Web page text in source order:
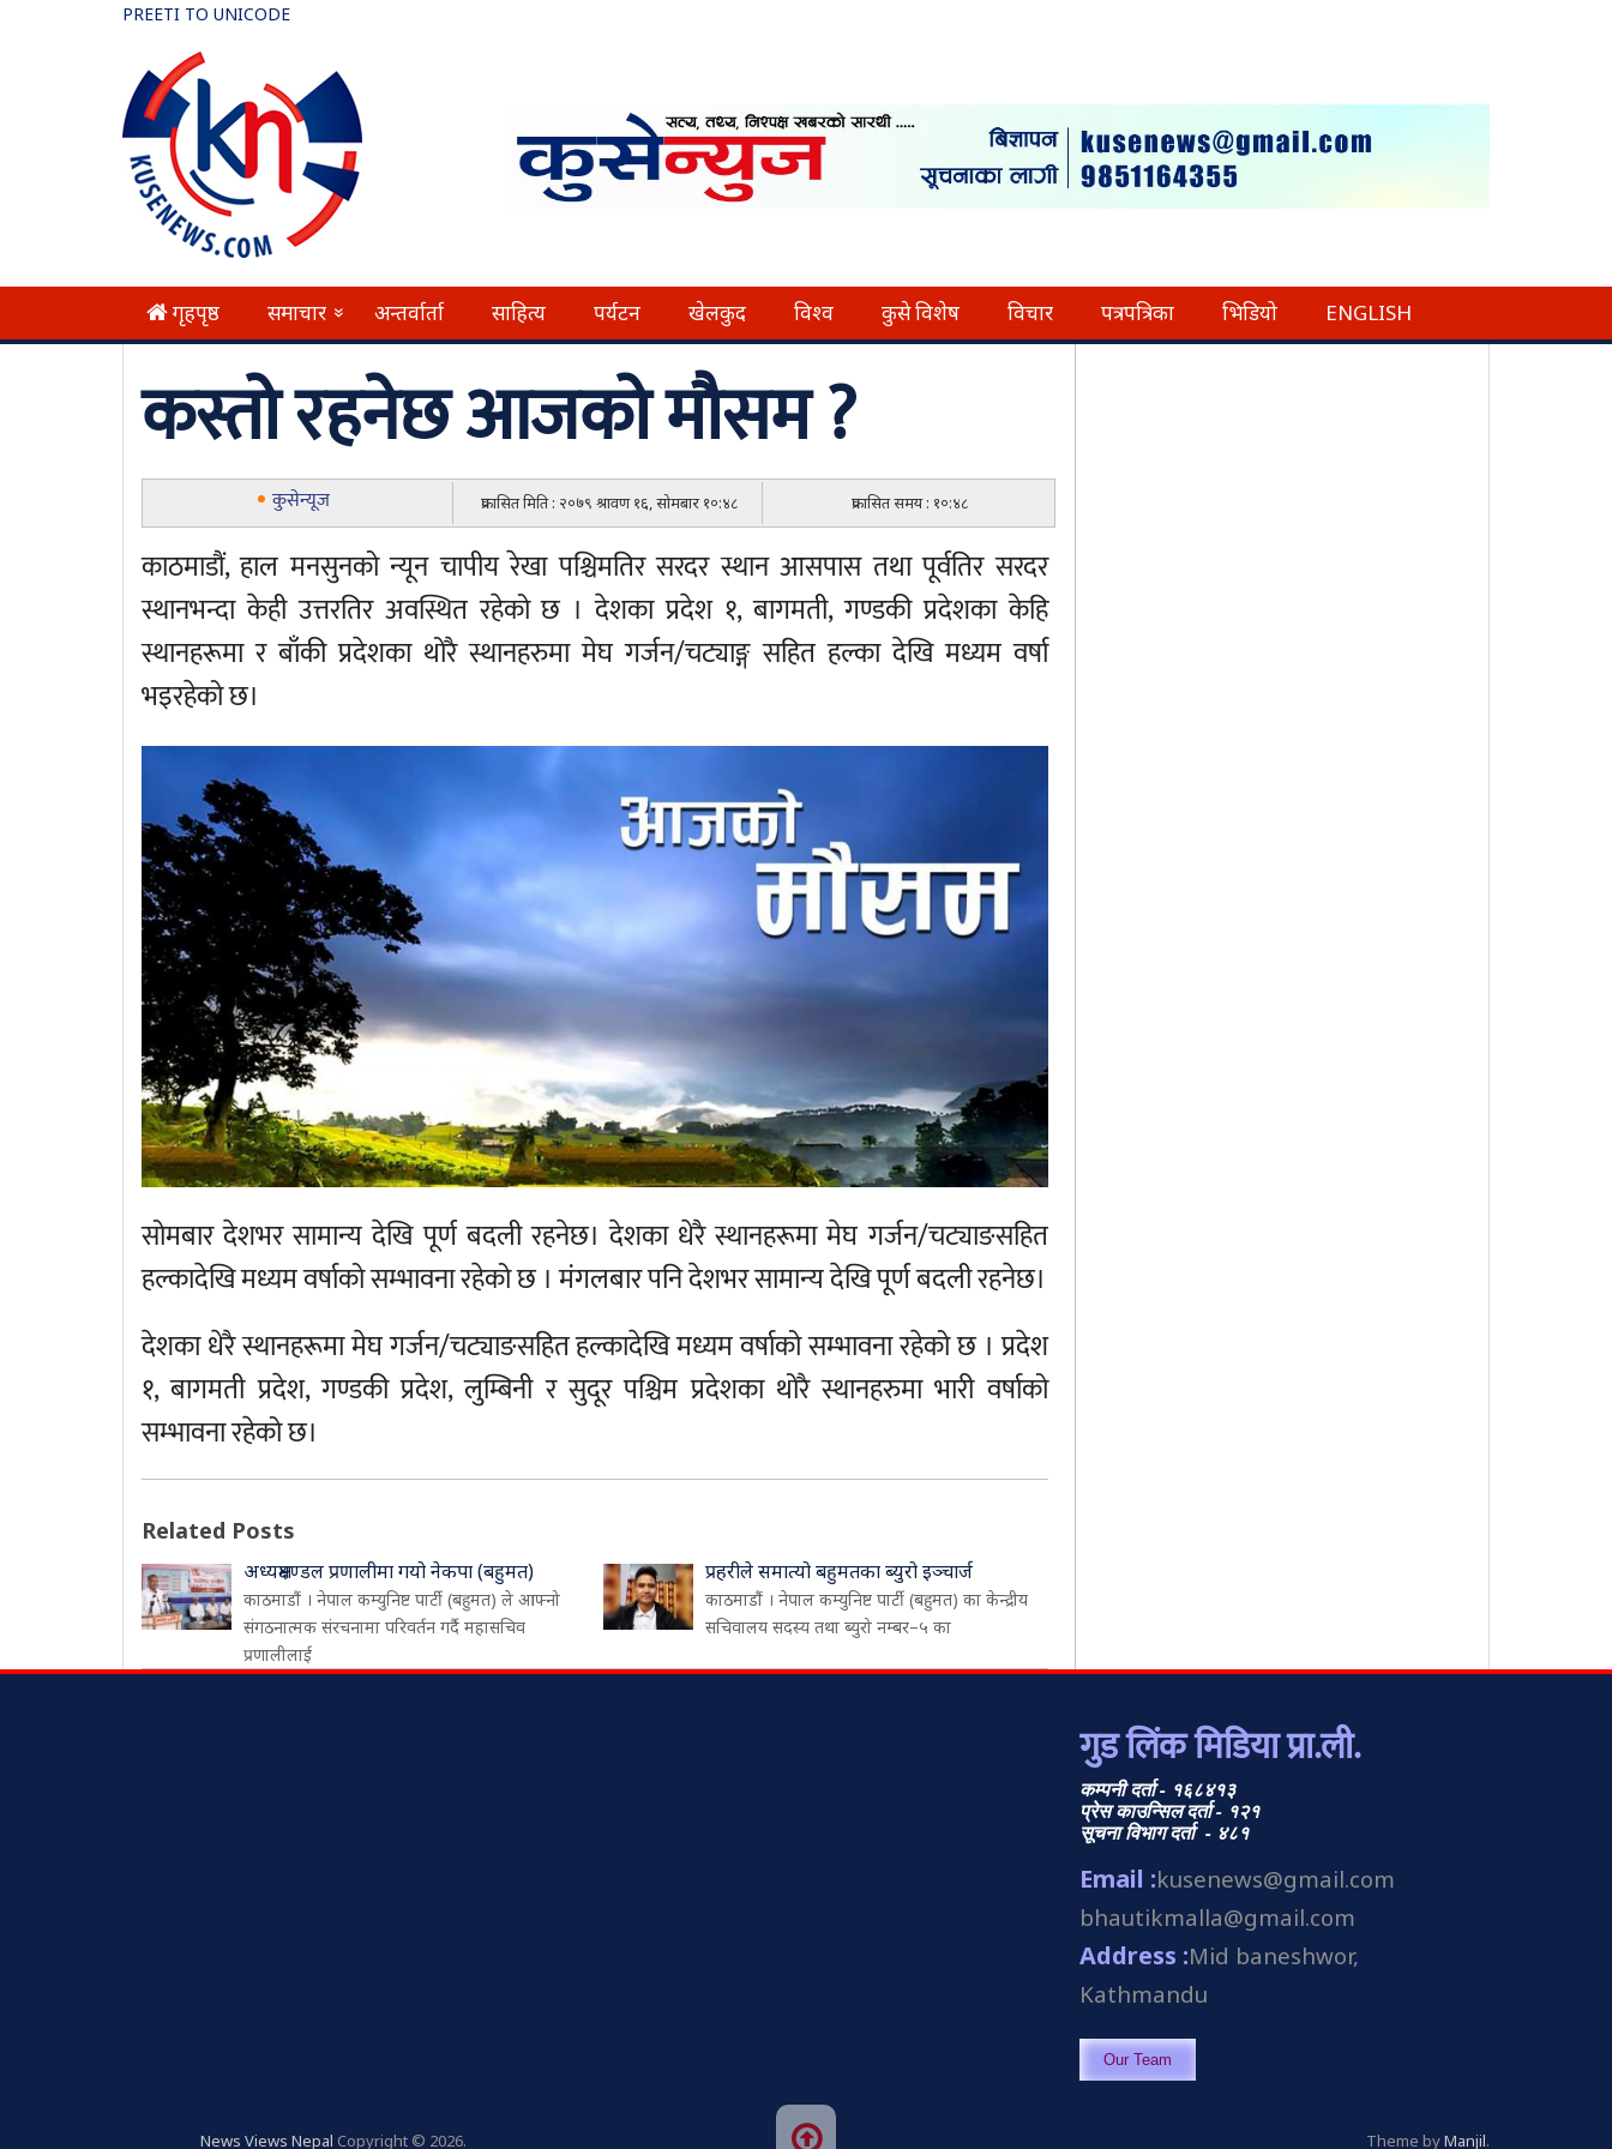
PREETI TO UNICODE
गृहपृष्ठ समाचार » अन्तर्वार्ता साहित्य पर्यटन खेलकुद विश्व कुसे विशेष विचार पत्रपत्रिका भिडियो ENGLISH
कस्तो रहनेछ आजको मौसम ?
कुसेन्यूज प्रकासित मिति : २०७९ श्रावण १६, सोमबार १०:४८ प्रकासित समय : १०:४८
काठमाडौं, हाल मनसुनको न्यून चापीय रेखा पश्चिमतिर सरदर स्थान आसपास तथा पूर्वतिर सरदर
स्थानभन्दा केही उत्तरतिर अवस्थित रहेको छ । देशका प्रदेश १, बागमती, गण्डकी प्रदेशका केहि
स्थानहरूमा र बाँकी प्रदेशका थोरै स्थानहरुमा मेघ गर्जन/चट्याङ्ग सहित हल्का देखि मध्यम वर्षा
भइरहेको छ।
सोमबार देशभर सामान्य देखि पूर्ण बदली रहनेछ। देशका धेरै स्थानहरूमा मेघ गर्जन/चट्याङसहित
हल्कादेखि मध्यम वर्षाको सम्भावना रहेको छ । मंगलबार पनि देशभर सामान्य देखि पूर्ण बदली रहनेछ।
देशका धेरै स्थानहरूमा मेघ गर्जन/चट्याङसहित हल्कादेखि मध्यम वर्षाको सम्भावना रहेको छ । प्रदेश
१, बागमती प्रदेश, गण्डकी प्रदेश, लुम्बिनी र सुदूर पश्चिम प्रदेशका थोरै स्थानहरुमा भारी वर्षाको
सम्भावना रहेको छ।
Related Posts
अध्यक्षमण्डल प्रणालीमा गयो नेकपा (बहुमत)
काठमाडौं । नेपाल कम्युनिष्ट पार्टी (बहुमत) ले आफ्नो
संगठनात्मक संरचनामा परिवर्तन गर्दै महासचिव
प्रणालीलाई
प्रहरीले समात्यो बहुमतका ब्युरो इञ्चार्ज
काठमाडौं । नेपाल कम्युनिष्ट पार्टी (बहुमत) का केन्द्रीय
सचिवालय सदस्य तथा ब्युरो नम्बर–५ का
गुड लिंक मिडिया प्रा.ली.
कम्पनी दर्ता - १६८४१३
प्रेस काउन्सिल दर्ता - १२१
सूचना विभाग दर्ता - ४८१
Email :kusenews@gmail.com
bhautikmalla@gmail.com
Address :Mid baneshwor,
Kathmandu
Our Team
News Views Nepal Copyright © 2026. Theme byManjil.